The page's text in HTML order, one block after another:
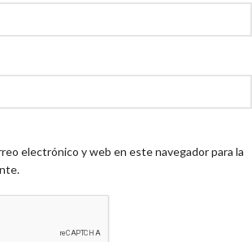
electrónico y web en este navegador para la